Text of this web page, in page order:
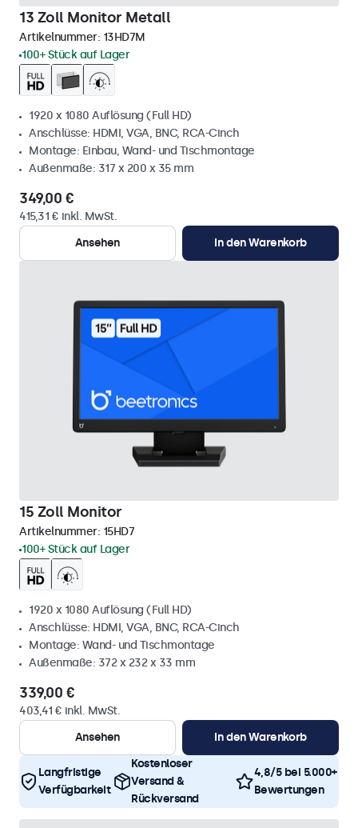
13 Zoll Monitor Metall
Artikelnummer: 13HD7M
100+ Stück auf Lager
1920 x 1080 Auflösung (Full HD)
Anschlüsse: HDMI, VGA, BNC, RCA-Cinch
Montage: Einbau, Wand- und Tischmontage
Außenmaße: 317 x 200 x 35 mm
349,00 €
415,31 € inkl. MwSt.
Ansehen
In den Warenkorb
15 Zoll Monitor
Artikelnummer: 15HD7
100+ Stück auf Lager
1920 x 1080 Auflösung (Full HD)
Anschlüsse: HDMI, VGA, BNC, RCA-Cinch
Montage: Wand- und Tischmontage
Außenmaße: 372 x 232 x 33 mm
339,00 €
403,41 € inkl. MwSt.
Ansehen
In den Warenkorb
Langfristige
Verfügbarkeit
Kostenloser
Versand &
Rückversand
4,8/5 bei 5.000+
Bewertungen